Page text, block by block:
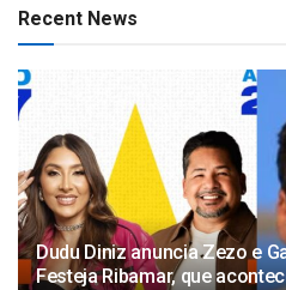
Recent News
Dudu Diniz anuncia Zezo e
Festeja Ribamar, que